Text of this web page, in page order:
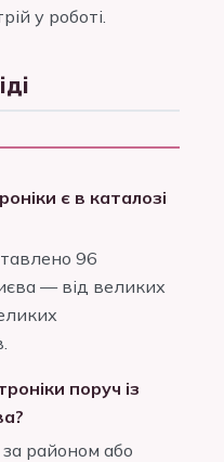
у роботі.
є в каталозі
96
— від великих
поруч із
районом або